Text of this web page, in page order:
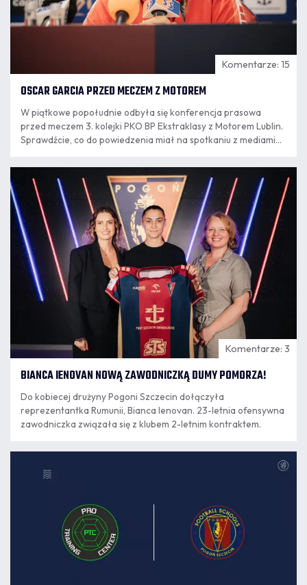
Komentarze: 15
OSCAR GARCIA PRZED MECZEM Z MOTOREM
W piątkowe popołudnie odbyła się konferencja prasowa
przed meczem 3. kolejki PKO BP Ekstraklasy z Motorem Lublin.
Sprawdźcie, co do powiedzenia miał na spotkaniu z mediami
07.08
16:30
Komentarze: 3
BIANCA IENOVAN NOWĄ ZAWODNICZKĄ DUMY POMORZA!
Do kobiecej drużyny Pogoni Szczecin dołączyła
reprezentantka Rumunii, Bianca Ienovan. 23-letnia ofensywna
zawodniczka związała się z klubem 2-letnim kontraktem.
16:28